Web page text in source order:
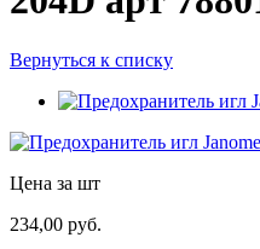
Вернуться к списку
Цена за шт
234,00 руб.